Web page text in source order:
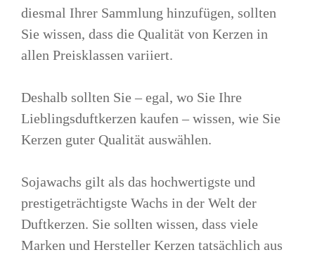
diesmal Ihrer Sammlung hinzufügen, sollten
Sie wissen, dass die Qualität von Kerzen in
allen Preisklassen variiert.
Deshalb sollten Sie – egal, wo Sie Ihre
Lieblingsduftkerzen kaufen – wissen, wie Sie
Kerzen guter Qualität auswählen.
Sojawachs gilt als das hochwertigste und
prestigeträchtigste Wachs in der Welt der
Duftkerzen. Sie sollten wissen, dass viele
Marken und Hersteller Kerzen tatsächlich aus